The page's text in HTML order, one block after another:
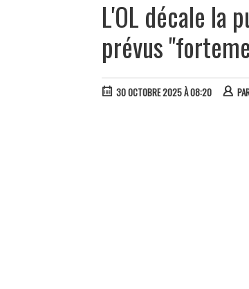
L'OL décale la
prévus
30 OCTOBRE 2025 À 08:20